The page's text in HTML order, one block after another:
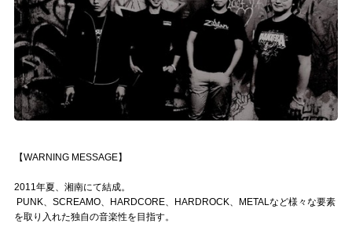
お問い合わせ
記事リクエスト
ログイン
muevoクラウドファンディング
muevoコミュニティ
ぶいクラ！by muevo
【WARNING MESSAGE】
2011年夏、湘南にて結成。
PUNK、SCREAMO、HARDCORE、HARDROCK、METALなど様々な要素
を取り入れた独自の音楽性を目指す。